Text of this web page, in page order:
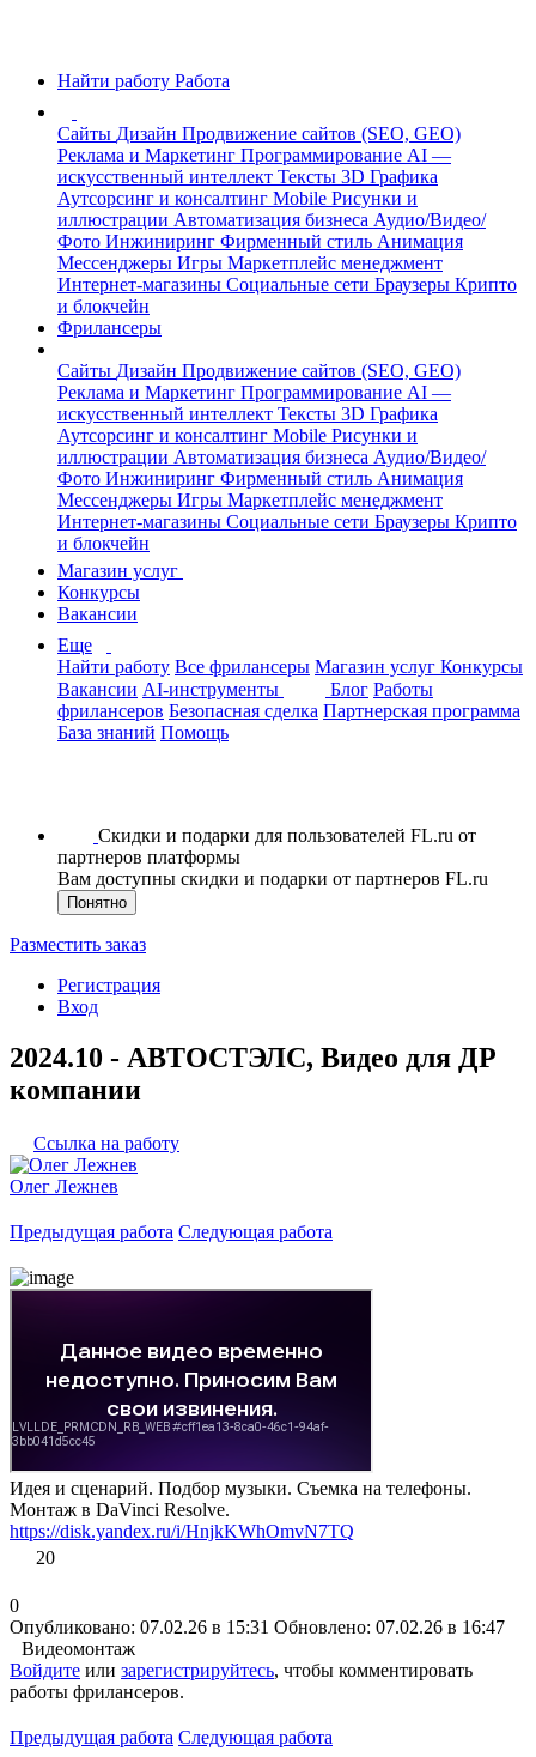
Найти работу Работа
Сайты Дизайн Продвижение сайтов (SEO, GEO)
Реклама и Маркетинг Программирование AI —
искусственный интеллект Тексты 3D Графика
Аутсорсинг и консалтинг Mobile Рисунки и
иллюстрации Автоматизация бизнеса Аудио/Видео/
Фото Инжиниринг Фирменный стиль Анимация
Мессенджеры Игры Маркетплейс менеджмент
Интернет-магазины Социальные сети Браузеры Крипто
и блокчейн
Фрилансеры
Сайты Дизайн Продвижение сайтов (SEO, GEO)
Реклама и Маркетинг Программирование AI —
искусственный интеллект Тексты 3D Графика
Аутсорсинг и консалтинг Mobile Рисунки и
иллюстрации Автоматизация бизнеса Аудио/Видео/
Фото Инжиниринг Фирменный стиль Анимация
Мессенджеры Игры Маркетплейс менеджмент
Интернет-магазины Социальные сети Браузеры Крипто
и блокчейн
Магазин услуг
Конкурсы
Вакансии
Еще
Найти работу Все фрилансеры Магазин услуг Конкурсы
Вакансии AI-инструменты Блог Работы
фрилансеров Безопасная сделка Партнерская программа
База знаний Помощь
Скидки и подарки для пользователей FL.ru от
партнеров платформы
Вам доступны скидки и подарки от партнеров FL.ru
Понятно
Разместить заказ
Регистрация
Вход
2024.10 - АВТОСТЭЛС, Видео для ДР
компании
Ссылка на работу
Олег Лежнев
Предыдущая работа Следующая работа
Идея и сценарий. Подбор музыки. Съемка на телефоны.
Монтаж в DaVinci Resolve.
https://disk.yandex.ru/i/HnjkKWhOmvN7TQ
20
0
Опубликовано: 07.02.26 в 15:31 Обновлено: 07.02.26 в 16:47
Видеомонтаж
Войдите или зарегистрируйтесь, чтобы комментировать
работы фрилансеров.
Предыдущая работа Следующая работа